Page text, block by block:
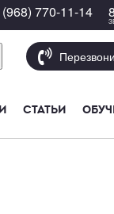
(968) 770-11-14
СТАТЬИ